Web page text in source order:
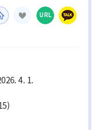
URL
4. 1.